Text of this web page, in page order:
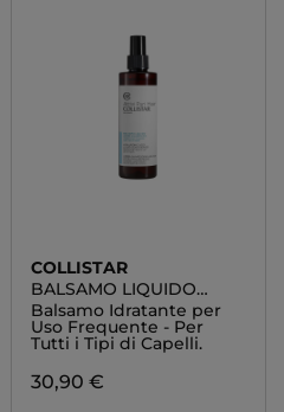
COLLISTAR
BALSAMO LIQUIDO
ACIDO IALURONICO
Balsamo Idratante per
Uso Frequente - Per
Tutti i Tipi di Capelli.
30,90 €